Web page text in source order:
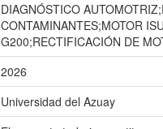
DIAGNÓSTICO
CONTAMINANTES;MOTOR
G200;RECTIFICACIÓN DE
2026
Universidad del Azuay